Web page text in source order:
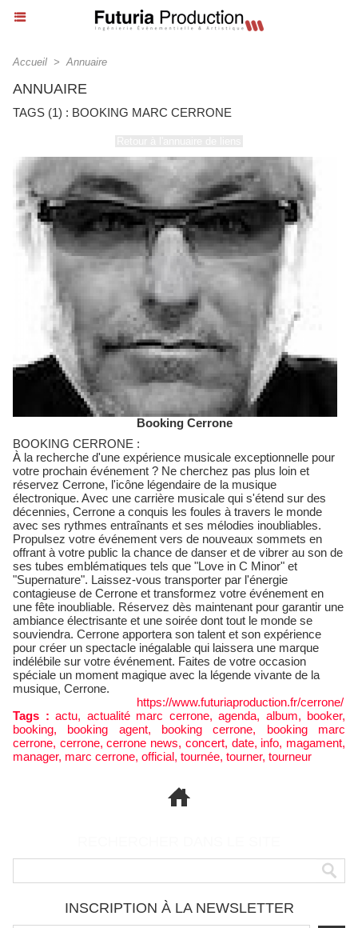
Accueil > Annuaire
ANNUAIRE
TAGS (1) : BOOKING MARC CERRONE
Booking Cerrone
BOOKING CERRONE :
À la recherche d'une expérience musicale exceptionnelle pour
votre prochain événement ? Ne cherchez pas plus loin et
réservez Cerrone, l'icône légendaire de la musique
électronique. Avec une carrière musicale qui s'étend sur des
décennies, Cerrone a conquis les foules à travers le monde
avec ses rythmes entraînants et ses mélodies inoubliables.
Propulsez votre événement vers de nouveaux sommets en
offrant à votre public la chance de danser et de vibrer au son de
ses tubes emblématiques tels que "Love in C Minor" et
"Supernature". Laissez-vous transporter par l'énergie
contagieuse de Cerrone et transformez votre événement en
une fête inoubliable. Réservez dès maintenant pour garantir une
ambiance électrisante et une soirée dont tout le monde se
souviendra. Cerrone apportera son talent et son expérience
pour créer un spectacle inégalable qui laissera une marque
indélébile sur votre événement. Faites de votre occasion
spéciale un moment magique avec la légende vivante de la
musique, Cerrone.
https://www.futuriaproduction.fr/cerrone/
Tags : actu, actualité marc cerrone, agenda, album, booker,
booking, booking agent, booking cerrone,
booking marc
cerrone, cerrone, cerrone news, concert, date, info, magament,
manager, marc cerrone, official, tournée, tourner, tourneur
INSCRIPTION À LA NEWSLETTER